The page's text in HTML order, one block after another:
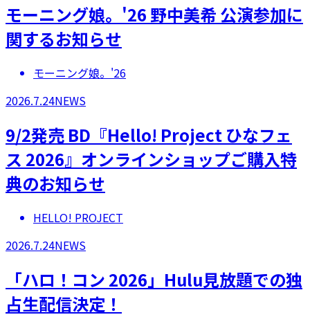
モーニング娘。'26 野中美希 公演参加に
関するお知らせ
モーニング娘。'26
2026.7.24NEWS
9/2発売 BD『Hello! Project ひなフェ
ス 2026』オンラインショップご購入特
典のお知らせ
HELLO! PROJECT
2026.7.24NEWS
「ハロ！コン 2026」Hulu見放題での独
占生配信決定！